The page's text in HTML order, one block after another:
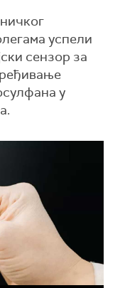
успели
сензор за
у